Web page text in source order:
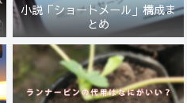
小説「ショートメール」構成ま
とめ